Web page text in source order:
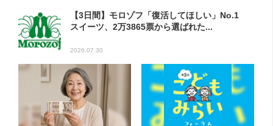
【3日間】モロゾフ「復活してほしい」No.1
スイーツ、2万3865票から選ばれた...
2026.07.30